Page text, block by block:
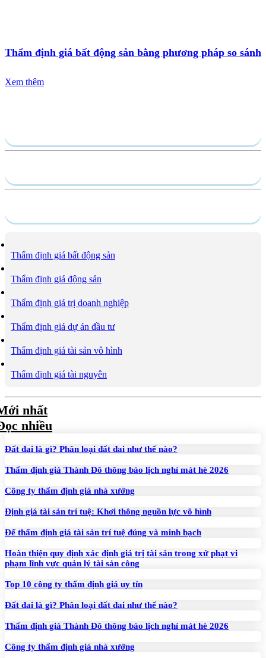
Thẩm định giá bất động sản bằng phương pháp so sánh
Xem thêm
Thẩm định giá bất động sản
Thẩm định giá động sản
Thẩm định giá trị doanh nghiệp
Thẩm định giá dự án đầu tư
Thẩm định giá tài sản vô hình
Thẩm định giá tài nguyên
nhất
nhiều
Đất đai là gì? Phân loại đất đai như thế nào?
Thẩm định giá Thành Đô thông báo lịch nghỉ mát hè 2026
Công ty thẩm định giá nhà xưởng
Định giá tài sản trí tuệ: Khơi thông nguồn lực vô hình
Để thẩm định giá tài sản trí tuệ đúng và minh bạch
Hoàn thiện quy định xác định giá trị tài sản trong xử phạt vi
phạm lĩnh vực quản lý tài sản công
Top 10 công ty thẩm định giá uy tín
Đất đai là gì? Phân loại đất đai như thế nào?
Thẩm định giá Thành Đô thông báo lịch nghỉ mát hè 2026
Công ty thẩm định giá nhà xưởng